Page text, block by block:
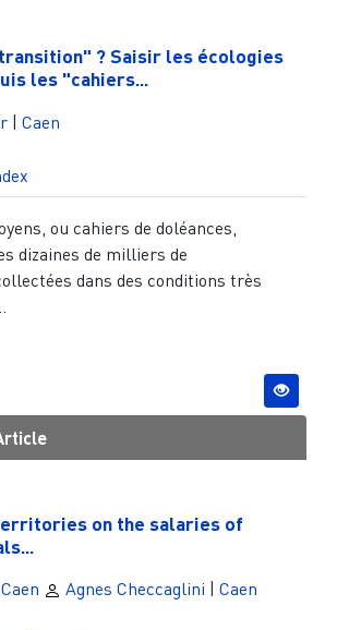
? Saisir les écologies
les "cahiers...
| Caen
ou cahiers de doléances,
dizaines de milliers de
dans des conditions très
on the salaries of
Caen Agnes Checcaglini Caen